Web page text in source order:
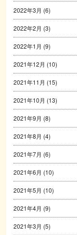
2022年3月 (6)
2022年2月 (3)
2022年1月 (9)
2021年12月 (10)
2021年11月 (15)
2021年10月 (13)
2021年9月 (8)
2021年8月 (4)
2021年7月 (6)
2021年6月 (10)
2021年5月 (10)
2021年4月 (9)
2021年3月 (5)